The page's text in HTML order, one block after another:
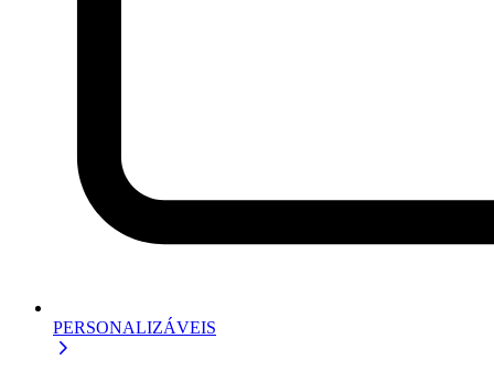
PERSONALIZÁVEIS